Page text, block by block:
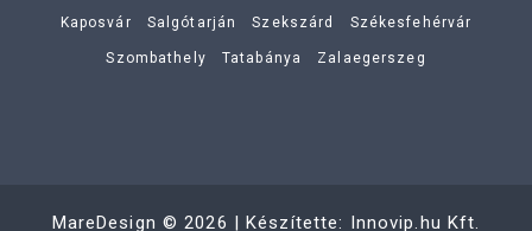
Kaposvár Salgótarján Szekszárd Székesfehérvár
Szombathely Tatabánya Zalaegerszeg
MareDesign ©2026 | Készítette: Innovip.hu Kft.